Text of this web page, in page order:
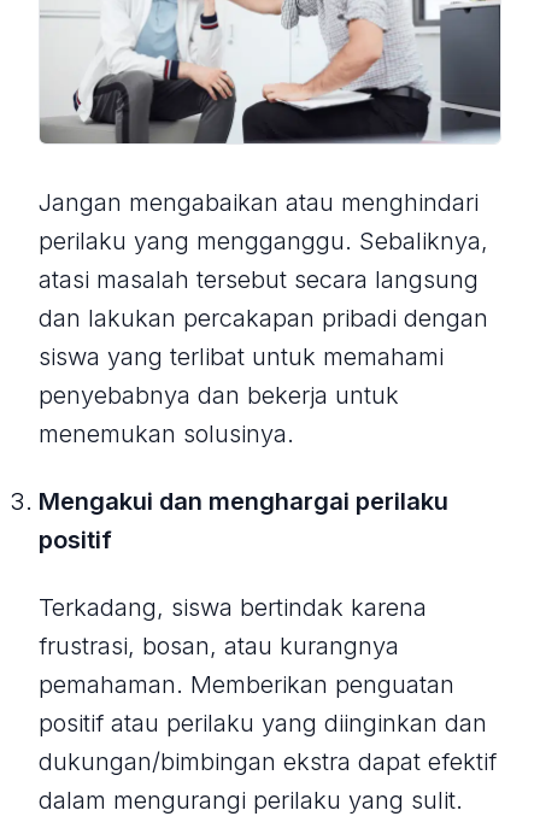
Jangan mengabaikan atau menghindari
perilaku yang mengganggu. Sebaliknya,
atasi masalah tersebut secara langsung
dan lakukan percakapan pribadi dengan
siswa yang terlibat untuk memahami
penyebabnya dan bekerja untuk
menemukan solusinya.
Mengakui dan menghargai perilaku
positif
Terkadang, siswa bertindak karena
frustrasi, bosan, atau kurangnya
pemahaman. Memberikan penguatan
positif atau perilaku yang diinginkan dan
dukungan/bimbingan ekstra dapat efektif
dalam mengurangi perilaku yang sulit.